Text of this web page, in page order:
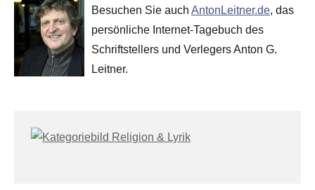
Besuchen Sie auch AntonLeitner.de, das
persönliche Internet-Tagebuch des
Schriftstellers und Verlegers Anton G.
Leitner.